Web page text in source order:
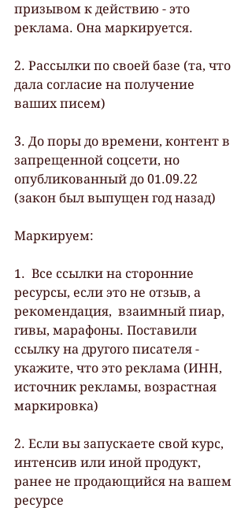
призывом к действию - это
реклама. Она маркируется.
2. Рассылки по своей базе (та, что
дала согласие на получение
ваших писем)
3. До поры до времени, контент в
запрещенной соцсети, но
опубликованный до 01.09.22
(закон был выпущен год назад)
Маркируем:
1.  Все ссылки на сторонние
ресурсы, если это не отзыв, а
рекомендация,  взаимный пиар,
гивы, марафоны. Поставили
ссылку на другого писателя -
укажите, что это реклама (ИНН,
источник рекламы, возрастная
маркировка)
2. Если вы запускаете свой курс,
интенсив или иной продукт,
ранее не продающийся на вашем
ресурсе